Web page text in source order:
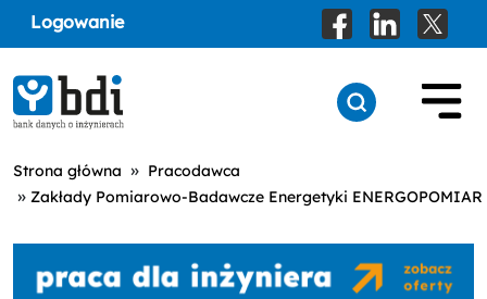
Logowanie
Strona główna » Pracodawca
» Zakłady Pomiarowo-Badawcze Energetyki ENERGOPOMIAR